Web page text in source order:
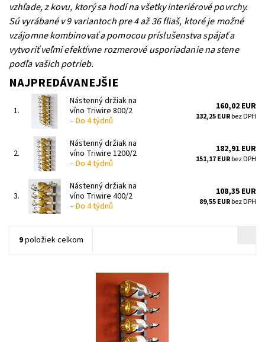
vzhľade, z kovu, ktorý sa hodí na všetky interiérové ​​povrchy.
Sú vyrábané v 9 variantoch pre 4 až 36 fliaš, ktoré je možné
vzájomne kombinovať a pomocou príslušenstva spájať a
vytvoriť veľmi efektívne rozmerové usporiadanie na stene
podľa vašich potrieb.
NAJPREDÁVANEJŠIE
1.
Nástenný držiak na
víno Triwire 800/2
–Do 4 týdnů
160,02 EUR
132,25 EURbez DPH
2.
Nástenný držiak na
víno Triwire 1200/2
–Do 4 týdnů
182,91 EUR
151,17 EURbez DPH
3.
Nástenný držiak na
víno Triwire 400/2
–Do 4 týdnů
108,35 EUR
89,55 EURbez DPH
9položiek celkom
Nástenný kovový držiak na víno Triwire 1200/1
Do 4 týdnů
TW1200_1